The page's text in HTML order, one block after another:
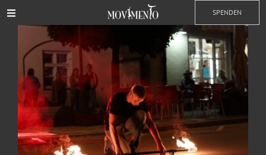
Zum
Inhalt
springen
Toggle
Navigation
Events
Training
Impressionen
SPENDEN
grösseres
Bild